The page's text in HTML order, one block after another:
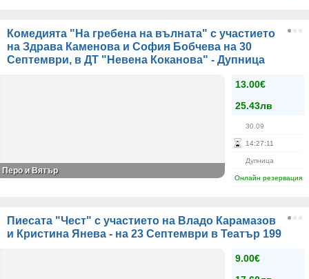
Комедията "На гребена на вълната" с участието
на Здрава Каменова и София Бобчева на 30
Септември, в ДТ "Невена Коканова" - Дупница
13.00€
25.43лв
30.09
14:27:11
Дупница
Онлайн резервация
Перо и Вятър
Пиесата "Чест" с участието на Владо Карамазов
и Кристина Янева - на 23 Септември в Театър 199
9.00€